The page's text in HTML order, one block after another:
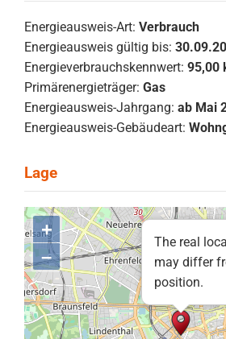
Energieausweis-Art: Verbrauch
Energieausweis gültig bis:
Energieverbrauchskennwert: 95,00
Primärenergieträger: Gas
Energieausweis-Jahrgang: ab Mai
Energieausweis-Gebäudeart:
The real
may differ
position.
+
–